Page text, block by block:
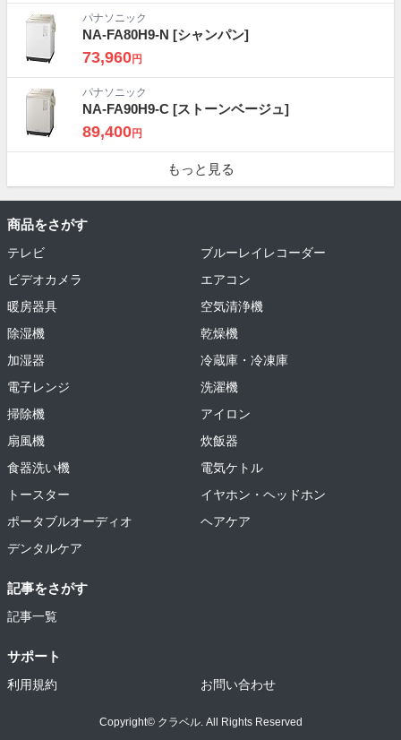
パナソニック
NA-FA80H9-N [シャンパン]
73,960円
パナソニック
NA-FA90H9-C [ストーンベージュ]
89,400円
もっと見る
商品をさがす
テレビ
ブルーレイレコーダー
ビデオカメラ
エアコン
暖房器具
空気清浄機
除湿機
乾燥機
加湿器
冷蔵庫・冷凍庫
電子レンジ
洗濯機
掃除機
アイロン
扇風機
炊飯器
食器洗い機
電気ケトル
トースター
イヤホン・ヘッドホン
ポータブルオーディオ
ヘアケア
デンタルケア
記事をさがす
記事一覧
サポート
利用規約 お問い合わせ
Copyright© クラベル. All Rights Reserved